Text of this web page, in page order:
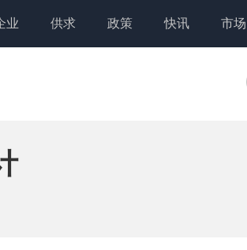
业 供求 政策 快讯 市场